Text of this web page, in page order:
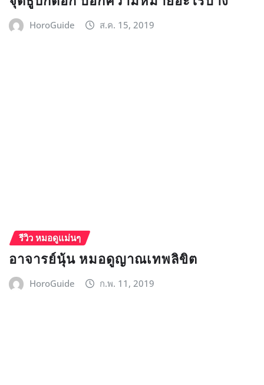
HoroGuide ส.ค. 15, 2019
รีวิว หมอดูแม่นๆ
อาจารย์นุ้น หมอดูญาณเทพลิขิต
HoroGuide ก.พ. 11, 2019